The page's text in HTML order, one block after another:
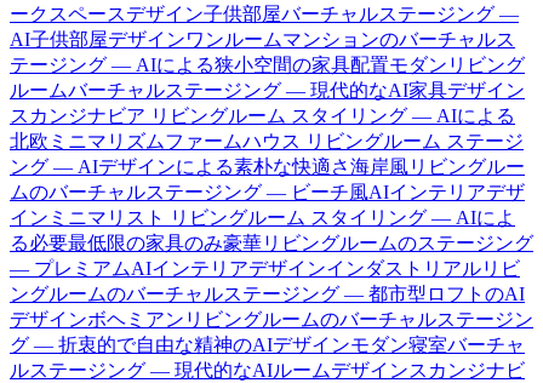
ークスペースデザイン子供部屋バーチャルステージング —
AI子供部屋デザインワンルームマンションのバーチャルス
テージング — AIによる狭小空間の家具配置モダンリビング
ルームバーチャルステージング — 現代的なAI家具デザイン
スカンジナビア リビングルーム スタイリング — AIによる
北欧ミニマリズムファームハウス リビングルーム ステージ
ング — AIデザインによる素朴な快適さ海岸風リビングルー
ムのバーチャルステージング — ビーチ風AIインテリアデザ
イン ミニマリスト リビングルーム スタイリング — AIによ
る必要最低限の家具のみ豪華リビングルームのステージング
— プレミアムAIインテリアデザインインダストリアルリビ
ングルームのバーチャルステージング — 都市型ロフトのAI
デザインボヘミアンリビングルームのバーチャルステージン
グ — 折衷的で自由な精神のAIデザインモダン寝室バーチャ
ルステージング — 現代的なAIルームデザインスカンジナビ